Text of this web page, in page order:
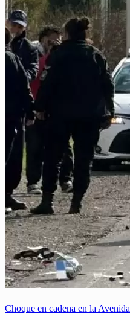
Choque en cadena en la Avenida